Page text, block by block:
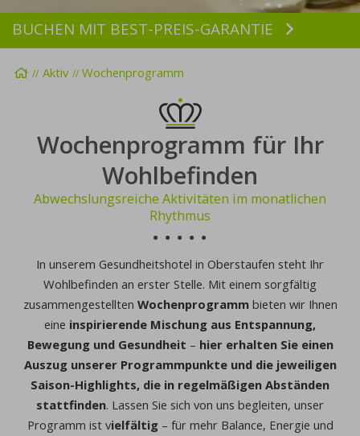
BUCHEN MIT BEST-PREIS-GARANTIE Buchen
Startseite
Aktiv Wochenprogramm
Wochenprogramm für Ihr
Wohlbefinden
Abwechslungsreiche Aktivitäten im monatlichen
Rhythmus
In unserem Gesundheitshotel in Oberstaufen steht Ihr
Wohlbefinden an erster Stelle. Mit einem sorgfältig
zusammengestellten Wochenprogrammbieten wir Ihnen
eine inspirierende Mischung aus Entspannung,
Bewegung und Gesundheit – hier erhalten Sie einen
Auszug unserer Programmpunkte und die jeweiligen
Saison-Highlights, die in regelmäßigen Abständen
stattfinden. Lassen Sie sich von uns begleiten, unser
Programm ist vielfältig– für mehr Balance, Energie und